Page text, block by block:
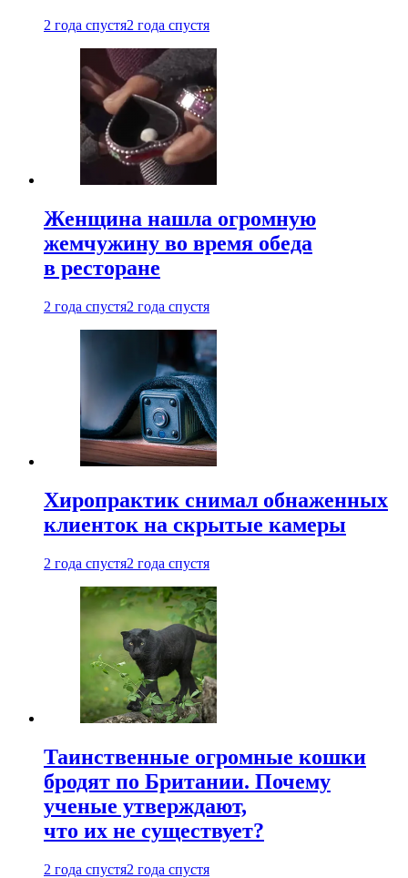
2 года спустя2 года спустя
Женщина нашла огромную
жемчужину во время обеда
в ресторане
2 года спустя2 года спустя
Хиропрактик снимал обнаженных
клиенток на скрытые камеры
2 года спустя2 года спустя
Таинственные огромные кошки
бродят по Британии. Почему
ученые утверждают,
что их не существует?
2 года спустя2 года спустя